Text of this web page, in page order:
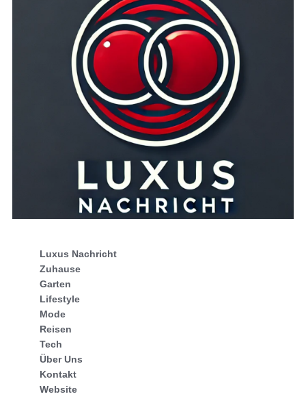
Luxus Nachricht
Zuhause
Garten
Lifestyle
Mode
Reisen
Tech
Über Uns
Kontakt
Website